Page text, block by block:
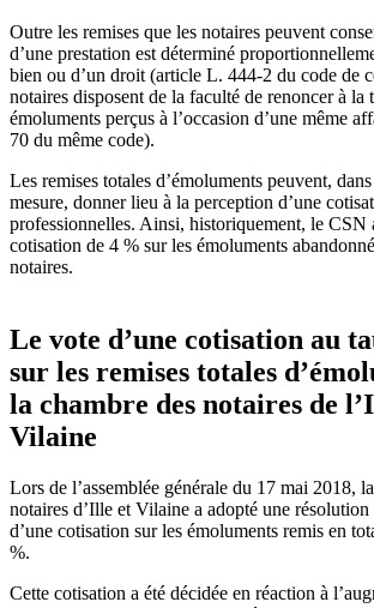
Outre les remises que les notaires peuvent
d’une prestation est déterminé
bien ou d’un droit (article L. 444-2 du code de
notaires disposent de la faculté de renoncer à la
émoluments perçus à l’occasion d’une même
70 du même code).
Les remises totales d’émoluments peuvent,
mesure, donner lieu à la perception d’une
professionnelles. Ainsi, historiquement, le CSN
cotisation de 4 % sur les émoluments
notaires.
Le vote d’une cotisation au
sur les remises totales
la chambre des notaires de
Vilaine
Lors de l’assemblée générale du 17 mai 2018,
notaires d’Ille et Vilaine a adopté une
d’une cotisation sur les émoluments remis en
%.
Cette cotisation a été décidée en réaction à